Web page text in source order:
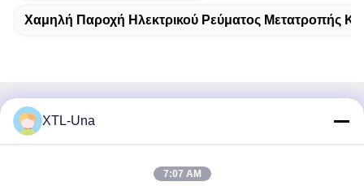
Χαμηλή Παροχή Ηλεκτρικού Ρεύματος Μετατροπής
Γρήγορη επικοινωνία
XTL-Una
7:07 AM